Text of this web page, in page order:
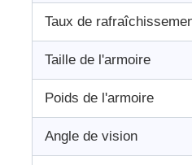
Taux de
Taille de l'armoire
Poids de l'armoire
Angle de vision